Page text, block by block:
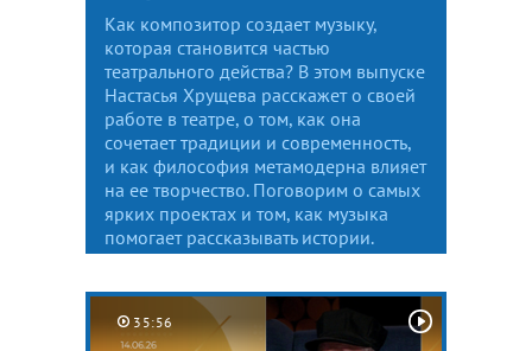
Как композитор создает музыку,
которая становится частью
театрального действа? В этом выпуске
Настасья Хрущева расскажет о своей
работе в театре, о том, как она
сочетает традиции и современность,
и как философия метамодерна влияет
на ее творчество. Поговорим о самых
ярких проектах и том, как музыка
помогает рассказывать истории.
35:56